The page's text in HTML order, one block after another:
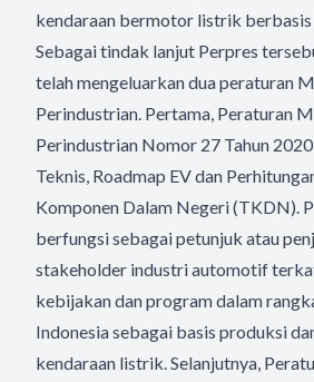
kendaraan bermotor listrik
Sebagai tindak lanjut Perpres
telah mengeluarkan dua peraturan
Perindustrian. Pertama, Peraturan
Perindustrian Nomor 27 Tahun
Teknis, Roadmap EV dan
Komponen Dalam Negeri (TKDN).
berfungsi sebagai petunjuk atau
stakeholder industri automotif
kebijakan dan program dalam
Indonesia sebagai basis produksi
kendaraan listrik. Selanjutnya,